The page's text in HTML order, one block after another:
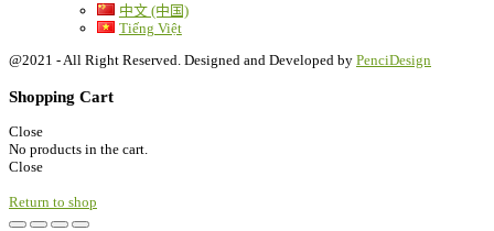
中文 (中国)
Tiếng Việt
@2021 - All Right Reserved. Designed and Developed by PenciDesign
Shopping Cart
Close
No products in the cart.
Close
Return to shop